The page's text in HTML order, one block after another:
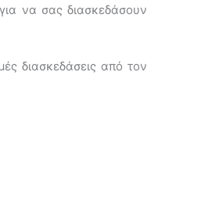
να σας διασκεδάσουν
διασκεδάσεις από τον